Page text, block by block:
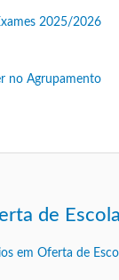
no Agrupamento
de Escola